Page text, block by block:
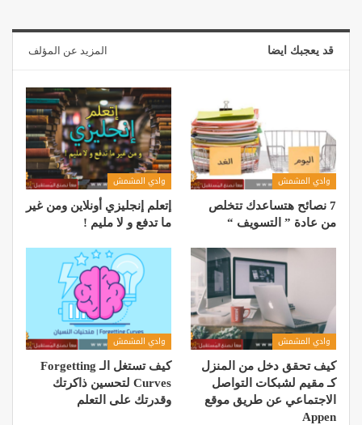
قد يعجبك ايضا المزيد عن المؤلف
وادي المشمش
7 نصائح هتساعدك تتخلص
من عادة ” التسويف “
وادي المشمش
إتعلم إنجليزي أونلاين ومن غير
ما تدفع و لا مليم !
وادي المشمش
كيف تحقق دخل من المنزل
كـ مقیم لشبكات التواصل
الاجتماعي عن طریق موقع
Appen
وادي المشمش
كيف تستغل الـ Forgetting
Curves لتحسين ذاكرتك
وقدرتك على التعلم